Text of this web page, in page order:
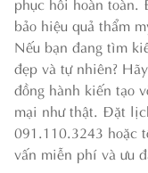
bảo hiệu quả thẩm
Nếu bạn đang tìm
đẹp và tự nhiên?
đồng hành kiến tạo
mại như thật. Đặt
091.110.3243 hoặc
vấn miễn phí và ưu